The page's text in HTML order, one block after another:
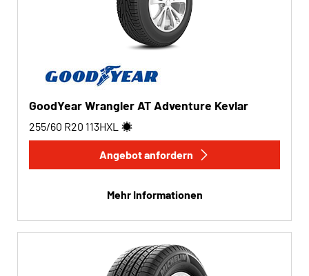
GoodYear Wrangler AT Adventure Kevlar
255/60 R20 113HXL
Angebot anfordern
Mehr Informationen